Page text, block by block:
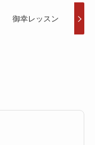
御幸レッスン